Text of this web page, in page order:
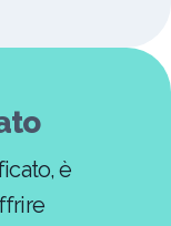
è